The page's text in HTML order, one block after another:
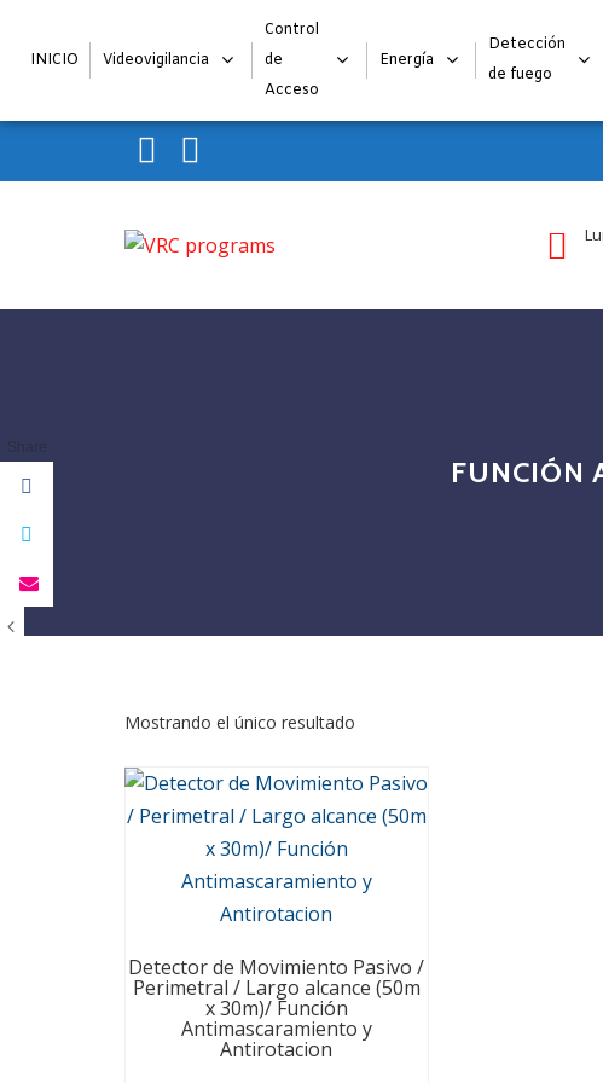
INICIO Videovigilancia
Control
de
Acceso
Energía
Detección
de fuego
Skip to navigation
FUNCIÓN
Mostrando el único resultado
Detector de Movimiento Pasivo /
Perimetral / Largo alcance (50m
x 30m)/ Función
Antimascaramiento y
Antirotacion
Share